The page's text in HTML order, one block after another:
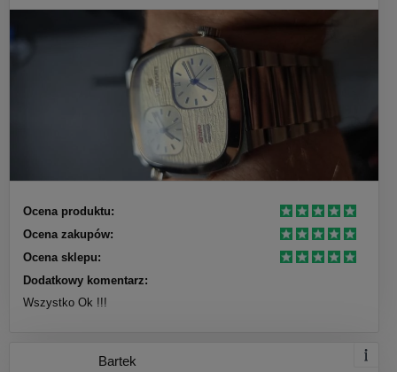
Ocena produktu:
Ocena zakupów:
Ocena sklepu:
Dodatkowy komentarz:
Wszystko Ok !!!
Bartek